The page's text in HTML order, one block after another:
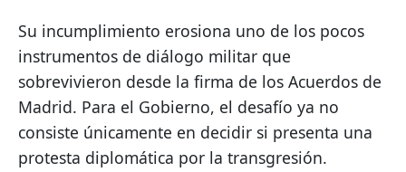
Su incumplimiento erosiona uno de los pocos
instrumentos de diálogo militar que
sobrevivieron desde la firma de los Acuerdos de
Madrid. Para el Gobierno, el desafío ya no
consiste únicamente en decidir si presenta una
protesta diplomática por la transgresión.